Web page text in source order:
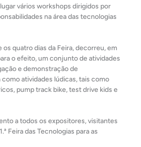
vários workshops dirigidos por
na área das tecnologias
os quatro dias da Feira, decorreu, em
o efeito, um conjunto de atividades
e demonstração de
atividades lúdicas, tais como
pump track bike, test drive kids e
a todos os expositores, visitantes
Feira das Tecnologias para as